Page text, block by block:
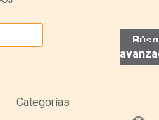
Categorías